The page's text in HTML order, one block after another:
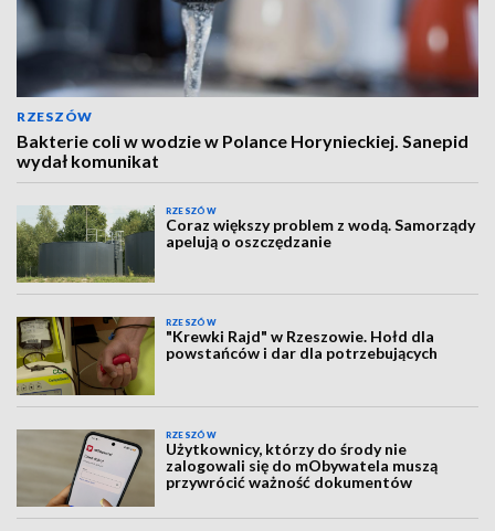
RZESZÓW
Bakterie coli w wodzie w Polance Horynieckiej. Sanepid
wydał komunikat
RZESZÓW
Coraz większy problem z wodą. Samorządy
apelują o oszczędzanie
RZESZÓW
"Krewki Rajd" w Rzeszowie. Hołd dla
powstańców i dar dla potrzebujących
RZESZÓW
Użytkownicy, którzy do środy nie
zalogowali się do mObywatela muszą
przywrócić ważność dokumentów